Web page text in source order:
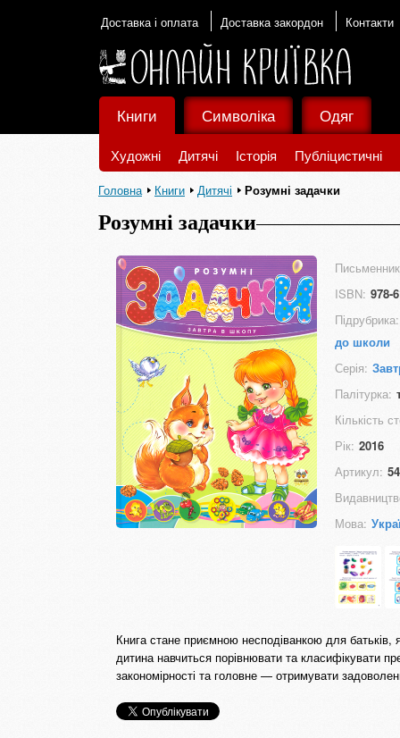
Доставка і оплата Доставка закордон Контакти
Книги
Художні Дитячі Історія Публіцистичні
Символіка Одяг
Головна Книги Дитячі Розумні задачки
Розумні задачки
ISBN: 978-
Підрубрика:
до школи
Серія:
Палітурка:
Кількість
Рік: 2016
Артикул:
Мова:
Книга стане приємною несподіванкою для
дитина навчиться порівнювати та класифікувати
закономірності та головне — отримувати